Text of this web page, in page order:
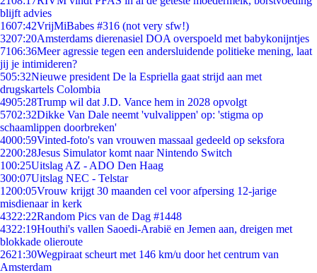
blijft advies
1607:42VrijMiBabes #316 (not very sfw!)
3207:20Amsterdams dierenasiel DOA overspoeld met babykonijntjes
7106:36Meer agressie tegen een andersluidende politieke mening, laat
jij je intimideren?
505:32Nieuwe president De la Espriella gaat strijd aan met
drugskartels Colombia
4905:28Trump wil dat J.D. Vance hem in 2028 opvolgt
5702:32Dikke Van Dale neemt 'vulvalippen' op: 'stigma op
schaamlippen doorbreken'
4000:59Vinted-foto's van vrouwen massaal gedeeld op seksfora
2200:28Jesus Simulator komt naar Nintendo Switch
100:25Uitslag AZ - ADO Den Haag
300:07Uitslag NEC - Telstar
1200:05Vrouw krijgt 30 maanden cel voor afpersing 12-jarige
misdienaar in kerk
4322:22Random Pics van de Dag #1448
4322:19Houthi's vallen Saoedi-Arabië en Jemen aan, dreigen met
blokkade olieroute
2621:30Wegpiraat scheurt met 146 km/u door het centrum van
Amsterdam